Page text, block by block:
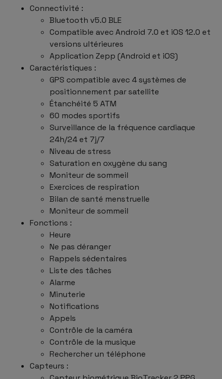
Connectivité :
Bluetooth v5.0 BLE
Compatible avec Android 7.0 et iOS 12.0 et
versions ultérieures
Application Zepp (Android et iOS)
Caractéristiques :
GPS compatible avec 4 systèmes de
positionnement par satellite
Étanchéité 5 ATM
60 modes sportifs
Surveillance de la fréquence cardiaque
24h/24 et 7j/7
Niveau de stress
Saturation en oxygène du sang
Moniteur de sommeil
Exercices de respiration
Bilan de santé menstruelle
Moniteur de sommeil
Fonctions :
Heure
Ne pas déranger
Rappels sédentaires
Liste des tâches
Alarme
Minuterie
Notifications
Appels
Contrôle de la caméra
Contrôle de la musique
Rechercher un téléphone
Capteurs :